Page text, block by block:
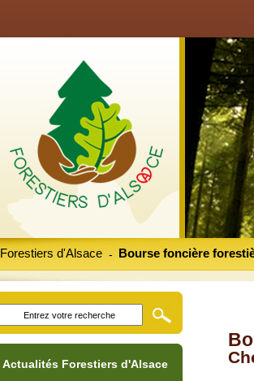
Forestiers d'Alsace Bourse foncière
-
Actualités Forestiers d'Alsace